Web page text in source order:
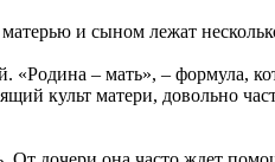
и сыном лежат
– мать», – формула,
культ матери, довольно